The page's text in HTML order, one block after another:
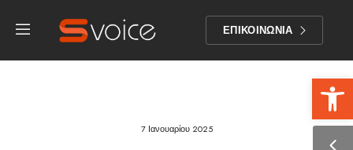
ΕΠΙΚΟΙΝΩΝΙΑ
7 Ιανουαρίου 2025